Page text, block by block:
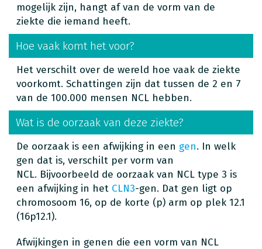
mogelijk zijn, hangt af van de vorm van de
ziekte die iemand heeft.
Hoe vaak komt het voor?
Het verschilt over de wereld hoe vaak de ziekte
voorkomt. Schattingen zijn dat tussen de 2 en 7
van de 100.000 mensen NCL hebben.
Wat is de oorzaak van deze ziekte?
De oorzaak is een afwijking in een gen. In welk
gen dat is, verschilt per vorm van
NCL. Bijvoorbeeld de oorzaak van NCL type 3 is
een afwijking in het CLN3-gen. Dat gen ligt op
chromosoom 16, op de korte (p) arm op plek 12.1
(16p12.1).
Afwijkingen in genen die een vorm van NCL